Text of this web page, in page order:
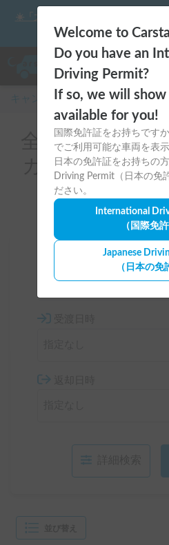
Welcome to
Do you have an
Driving Permit?
If so, we will
available for you!
国際免許証をお持ちです
でご利用可能な車両を表示
日本の免許証をお持ちの
Driving Permit（日本の免
ださい。
International
（国際免許
Japanese
（日本の免
☀️「大曲の花火」をキャンピング
か？
キャンピングカー・車中泊スポ
全国のレンタ
カー（卒業旅
全国